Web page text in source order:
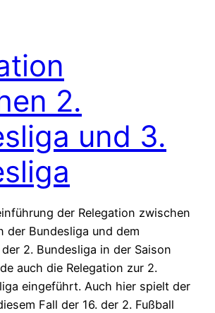
2.
und 3.
der Relegation zwischen
der Bundesliga und dem
2. Bundesliga in der Saison
auch die Relegation zur 2.
eingeführt. Auch hier spielt der
Fall der 16. der 2. Fußball